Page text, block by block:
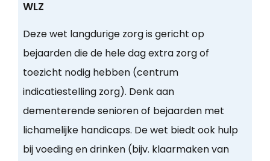
WLZ
Deze wet langdurige zorg is gericht op
bejaarden die de hele dag extra zorg of
toezicht nodig hebben (centrum
indicatiestelling zorg). Denk aan
dementerende senioren of bejaarden met
lichamelijke handicaps. De wet biedt ook hulp
bij voeding en drinken (bijv. klaarmaken van